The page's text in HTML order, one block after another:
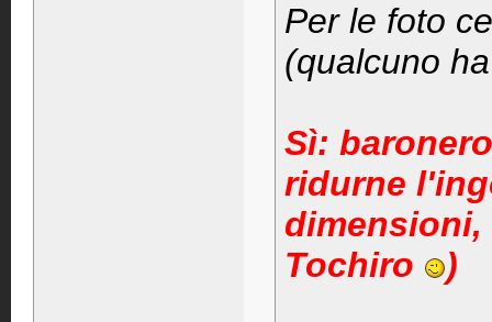
Per le foto
(qualcuno
Sì:
ridurne
dimensioni,
Tochiro
)